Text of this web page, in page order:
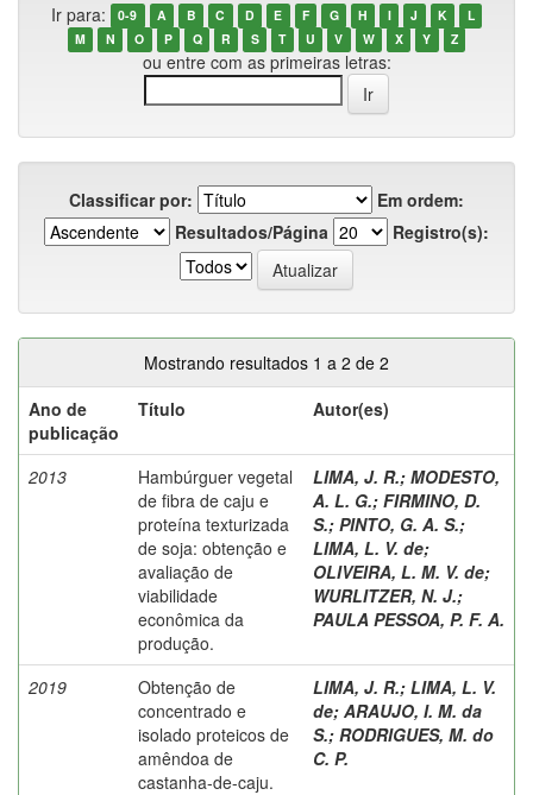
Ir para: 0-9 A B C D E F G H I J K
L
M
N O P Q R S T U V W X Y Z
ou entre com as primeiras letras:
Classificar por:
Em ordem:
Resultados/Página
Registro(s):
Mostrando resultados 1 a 2 de 2
Ano de
publicação
Título Autor(es)
2013
Hambúrguer vegetal
de fibra de caju e
proteína texturizada
de soja: obtenção e
avaliação de
viabilidade
econômica da
produção.
LIMA, J. R.; MODESTO,
A. L. G.; FIRMINO, D.
S.; PINTO, G. A. S.;
LIMA, L. V. de;
OLIVEIRA, L. M. V. de;
WURLITZER, N. J.;
PAULA PESSOA, P. F. A.
2019
Obtenção de
concentrado e
isolado proteicos de
amêndoa de
castanha-de-caju.
LIMA, J. R.; LIMA, L. V.
de; ARAUJO, I. M. da
S.; RODRIGUES, M. do
C. P.